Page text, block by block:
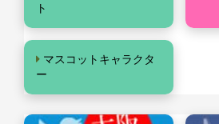
ト
マスコットキャラクタ
ー